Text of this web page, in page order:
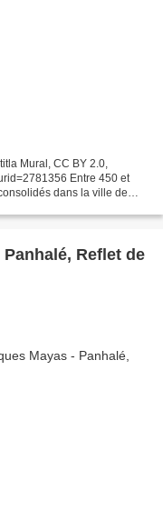
Mural, CC BY 2.0,
Entre 450 et
dans la ville de
Reflet de